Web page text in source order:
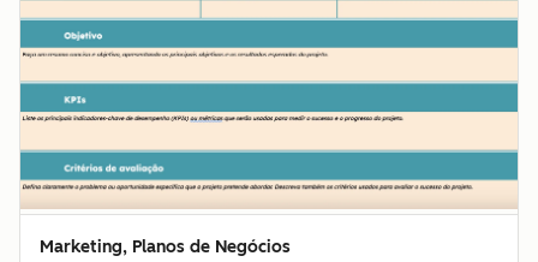
Marketing, Planos de Negócios